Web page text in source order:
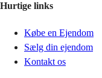
Hurtige links
Købe en Ejendom
Sælg din ejendom
Kontakt os